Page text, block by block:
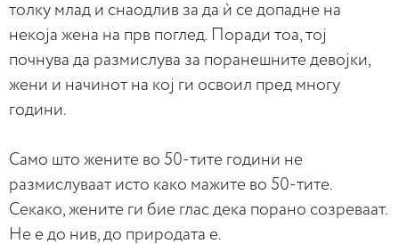
толку млад и снаодлив за да ѝ се допадне на
некоја жена на прв поглед. Поради тоа, тој
почнува да размислува за поранешните девојки,
жени и начинот на кој ги освоил пред многу
години.
Само што жените во 50-тите години не
размислуваат исто како мажите во 50-тите.
Секако, жените ги бие глас дека порано созреваат.
Не е до нив, до природата е.